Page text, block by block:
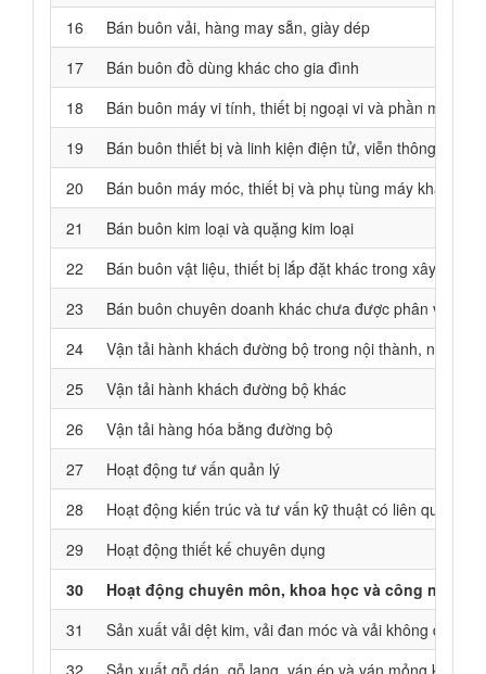
16
Bán buôn vải, hàng may sẵn, giày dép
17
Bán buôn đồ dùng khác cho gia đình
18
Bán buôn máy vi tính, thiết bị ngoại vi và phần mềm
19
Bán buôn thiết bị và linh kiện điện tử, viễn thông
20
Bán buôn máy móc, thiết bị và phụ tùng máy khác
21
Bán buôn kim loại và quặng kim loại
22
Bán buôn vật liệu, thiết bị lắp đặt khác trong xây dựng
23
Bán buôn chuyên doanh khác chưa được phân vào
24
Vận tải hành khách đường bộ trong nội thành, ngoại
25
Vận tải hành khách đường bộ khác
26
Vận tải hàng hóa bằng đường bộ
27
Hoạt động tư vấn quản lý
28
Hoạt động kiến trúc và tư vấn kỹ thuật có liên quan
29
Hoạt động thiết kế chuyên dụng
30
Hoạt động chuyên môn, khoa học và công nghệ
31
Sản xuất vải dệt kim, vải đan móc và vải không dệt